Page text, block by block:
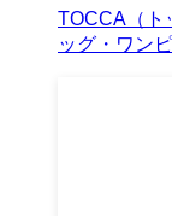
TOCCA（ト
ッグ・ワン